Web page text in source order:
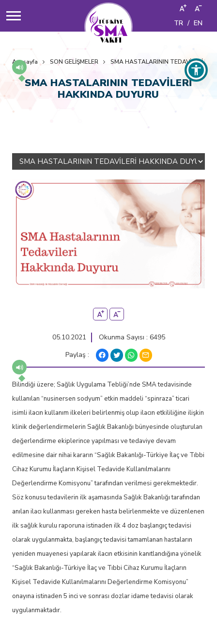
TR / EN
Anasayfa SON GELİŞMELER SMA HASTALARININ TEDAVİLERİ
SMA HASTALARININ TEDAVİLERİ
HAKKINDA DUYURU
05.10.2021
Okunma Sayısı : 6495
Paylaş :
Bilindiği üzere; Sağlık Uygulama Tebliği’nde SMA tedavisinde
kullanılan “nusinersen sodyum” etkin maddeli “spinraza” ticari
isimli ilacın kullanım ilkeleri belirlenmiş olup ilacın etkililiğine ilişkin
klinik değerlendirmelerin Sağlık Bakanlığı bünyesinde oluşturulan
değerlendirme ekiplerince yapılması ve tedaviye devam
edilmesine dair nihai kararın “Sağlık Bakanlığı-Türkiye İlaç ve Tıbbi
Cihaz Kurumu İlaçların Kişisel Tedavide Kullanılmalarını
Değerlendirme Komisyonu” tarafından verilmesi gerekmektedir.
Söz konusu tedavilerin ilk aşamasında Sağlık Bakanlığı tarafından
anılan ilacı kullanması gereken hasta belirlenmekte ve düzenlenen
ilk sağlık kurulu raporuna istinaden ilk 4 doz başlangıç tedavisi
olarak uygulanmakta, başlangıç tedavisi tamamlanan hastaların
yeniden muayenesi yapılarak ilacın etkisinin kanıtlandığına yönelik
“Sağlık Bakanlığı-Türkiye İlaç ve Tıbbi Cihaz Kurumu İlaçların
Kişisel Tedavide Kullanılmalarını Değerlendirme Komisyonu”
onayına istinaden 5 inci ve sonrası dozlar idame tedavisi olarak
uygulanmaktadır.